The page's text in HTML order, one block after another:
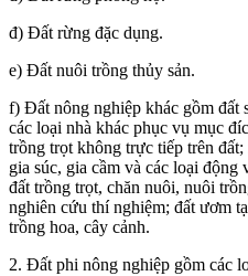
đ) Đất rừng đặc dụng.
e) Đất nuôi trồng thủy sản.
f) Đất nông nghiệp khác gồm đất
các loại nhà khác phục vụ mục
trồng trọt không trực tiếp trên
gia súc, gia cầm và các loại động
đất trồng trọt, chăn nuôi, nuôi
nghiên cứu thí nghiệm; đất ươm
trồng hoa, cây cảnh.
2. Đất phi nông nghiệp gồm các